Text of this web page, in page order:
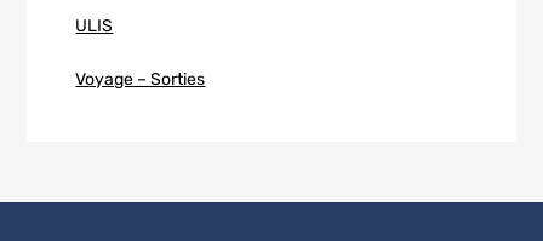
ULIS
Voyage – Sorties